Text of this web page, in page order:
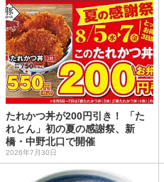
たれかつ丼が200円引き！ 「た
れとん」初の夏の感謝祭、新
橋・中野北口で開催
2026年7月30日